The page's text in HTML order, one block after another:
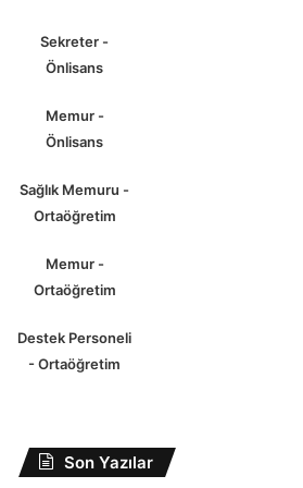
Sekreter -
Önlisans
Memur -
Önlisans
Sağlık Memuru -
Ortaöğretim
Memur -
Ortaöğretim
Destek Personeli
- Ortaöğretim
Son Yazılar